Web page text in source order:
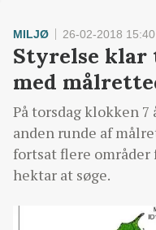
MILJØ 26-02-2018 15:40
Styrelse klar
med
På torsdag klokken
anden runde af
fortsat flere områder
hektar at søge.